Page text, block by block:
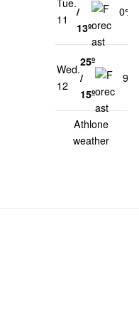
Tue.
11
/
13º
0%
Wed.
12
25º
/
15º
Athlone
weather